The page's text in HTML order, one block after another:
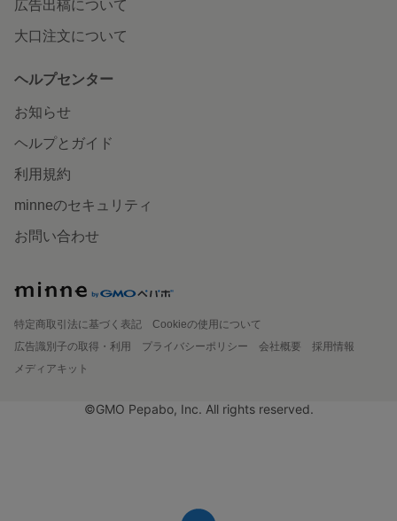
広告出稿について
大口注文について
ヘルプセンター
お知らせ
ヘルプとガイド
利用規約
minneのセキュリティ
お問い合わせ
特定商取引法に基づく表記
Cookieの使用について
広告識別子の取得・利用
プライバシーポリシー 会社概要
採用情報
メディアキット
©GMO Pepabo, Inc. All rights reserved.